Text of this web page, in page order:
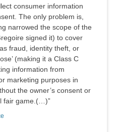
consumer information
The only problem is,
narrowed the scope of the
signed it) to cover
fraud, identity theft, or
(making it a Class C
information from
marketing purposes in
the owner’s consent or
fair game.(…)”